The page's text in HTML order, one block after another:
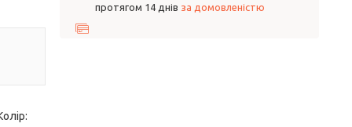
протягом 14 днів за домовленістю